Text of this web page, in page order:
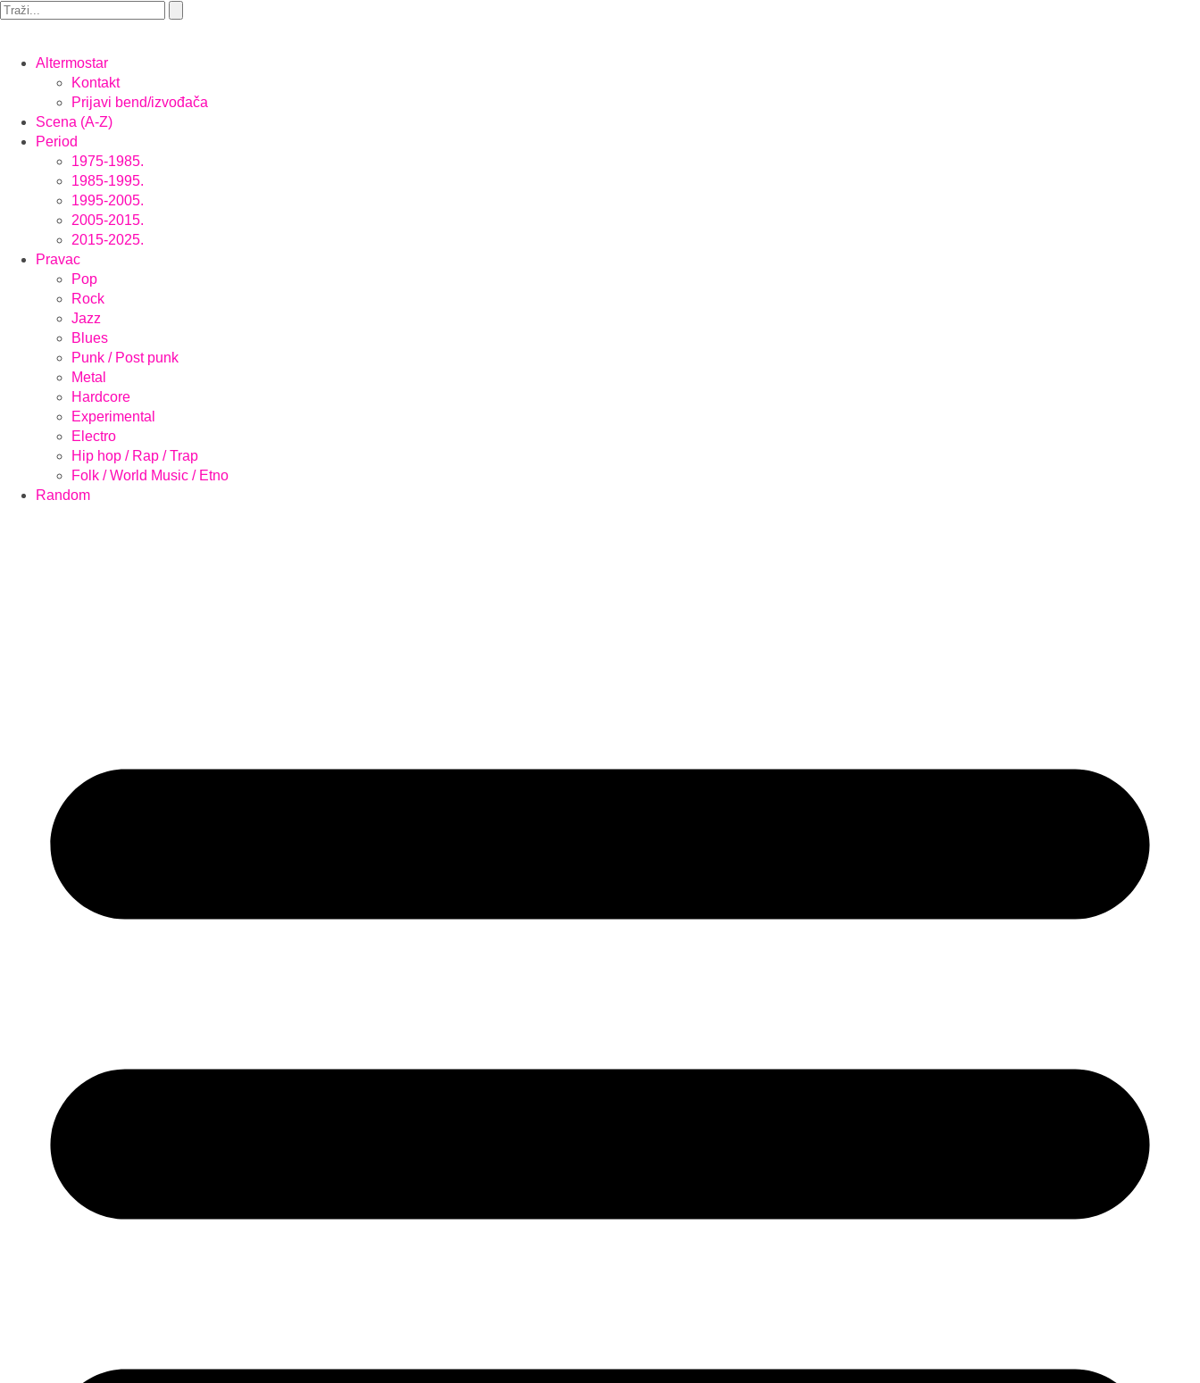
Altermostar
Kontakt
Prijavi bend/izvođača
Scena (A-Z)
Period
1975-1985.
1985-1995.
1995-2005.
2005-2015.
2015-2025.
Pravac
Pop
Rock
Jazz
Blues
Punk / Post punk
Metal
Hardcore
Experimental
Electro
Hip hop / Rap / Trap
Folk / World Music / Etno
Random